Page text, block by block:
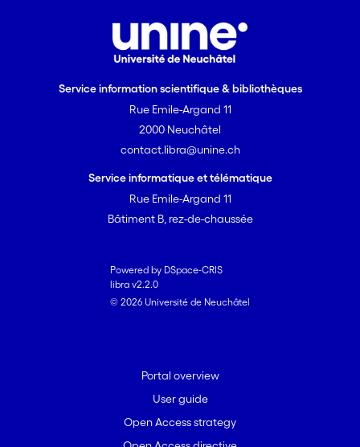
Service information scientifique & bibliothèques
Rue Emile-Argand 11
2000 Neuchâtel
contact.libra@unine.ch
Service informatique et télématique
Rue Emile-Argand 11
Bâtiment B, rez-de-chaussée
Powered by DSpace-CRIS
libra v2.2.0
© 2026 Université de Neuchâtel
Portal overview
User guide
Open Access strategy